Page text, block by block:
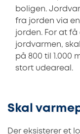
boligen.
fra jorden via
jorden. For at
jordvarmen,
på 800 til 1.000
stort udeareal.
Skal
Der eksisterer et